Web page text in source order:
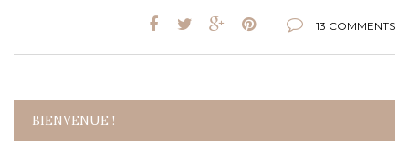
13 COMMENTS
BIENVENUE !